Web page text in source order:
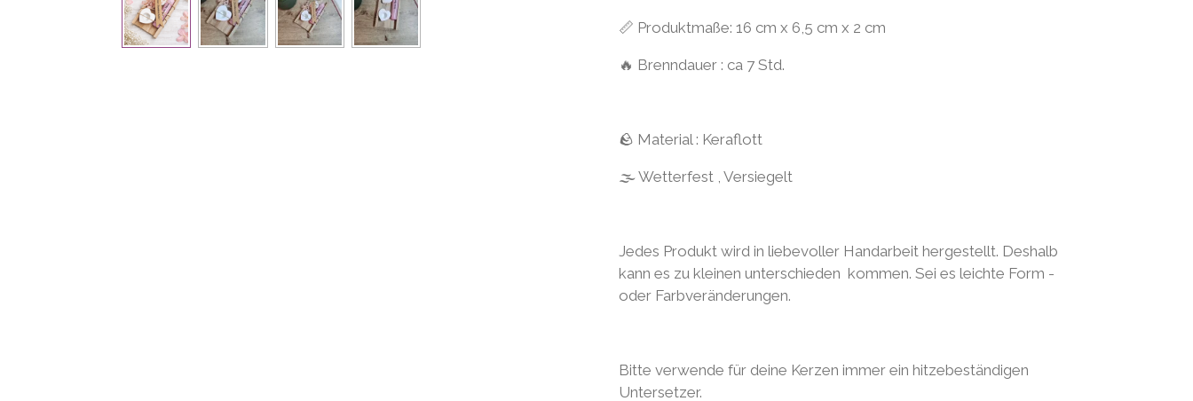
📏 Produktmaße: 16 cm x 6,5 cm x 2 cm
🔥 Brenndauer : ca 7 Std.
🪨 Material : Keraflott
🌫 Wetterfest , Versiegelt
Jedes Produkt wird in liebevoller Handarbeit hergestellt. Deshalb
kann es zu kleinen unterschieden kommen. Sei es leichte Form -
oder Farbveränderungen.
Bitte verwende für deine Kerzen immer ein hitzebeständigen
Untersetzer.